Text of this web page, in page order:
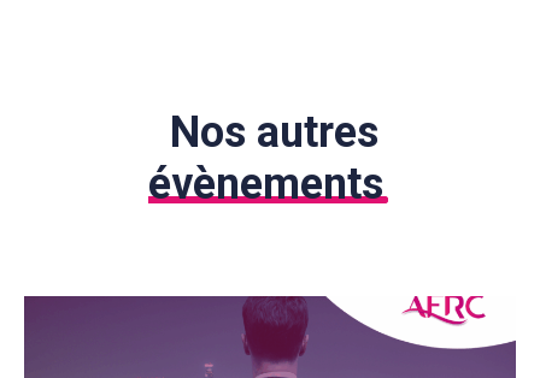
Nos autres
évènements